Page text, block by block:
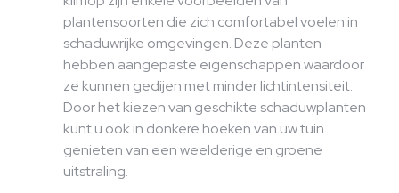
plantensoorten die zich comfortabel voelen in
schaduwrijke omgevingen. Deze planten
hebben aangepaste eigenschappen waardoor
ze kunnen gedijen met minder lichtintensiteit.
Door het kiezen van geschikte schaduwplanten
kunt u ook in donkere hoeken van uw tuin
genieten van een weelderige en groene
uitstraling.